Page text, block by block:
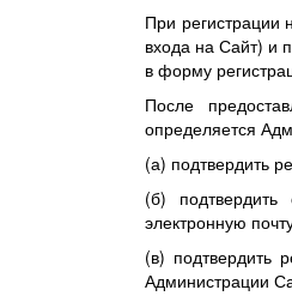
При регистрации
входа на Сайт) и
в форму
После
определяется
(а) подтвердить
(б)
электронную
(в) подтвердить
Администрации